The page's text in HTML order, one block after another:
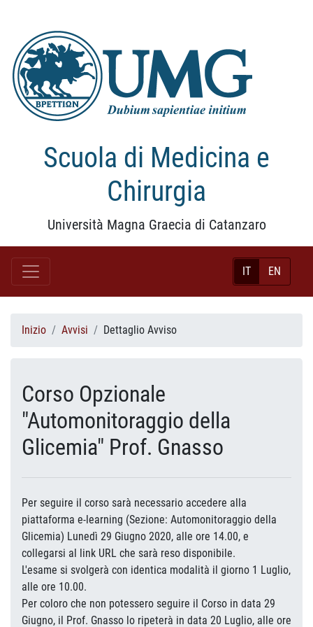
Scuola di Medicina e
Chirurgia
Università Magna Graecia di Catanzaro
IT EN
Inizio Avvisi Dettaglio Avviso
Corso Opzionale
"Automonitoraggio della
Glicemia" Prof. Gnasso
Per seguire il corso sarà necessario accedere alla
piattaforma e-learning (Sezione: Automonitoraggio della
Glicemia) Lunedì 29 Giugno 2020, alle ore 14.00, e
collegarsi al link URL che sarà reso disponibile.
L'esame si svolgerà con identica modalità il giorno 1 Luglio,
alle ore 10.00.
Per coloro che non potessero seguire il Corso in data 29
Giugno, il Prof. Gnasso lo ripeterà in data 20 Luglio, alle ore